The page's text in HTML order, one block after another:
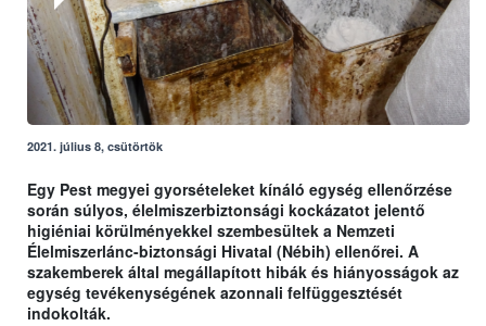
2021. július 8, csütörtök
Egy Pest megyei gyorsételeket kínáló egység ellenőrzése
során súlyos, élelmiszerbiztonsági kockázatot jelentő
higiéniai körülményekkel szembesültek a Nemzeti
Élelmiszerlánc-biztonsági Hivatal (Nébih) ellenőrei. A
szakemberek által megállapított hibák és hiányosságok az
egység tevékenységének azonnali felfüggesztését
indokolták.